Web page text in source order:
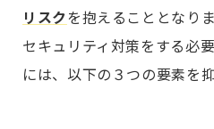
リスクを抱えることとなり
セキュリティ対策をする必
には、以下の３つの要素を